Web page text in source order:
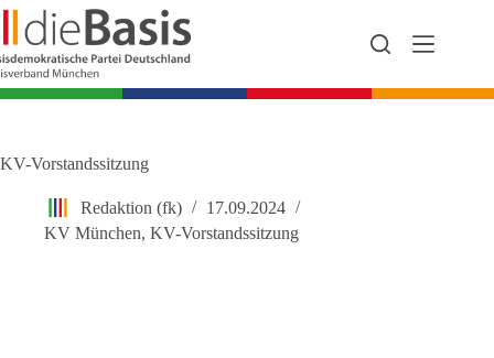
Zum
Inhalt
springen
KV-Vorstandssitzung
Redaktion (fk)
17.09.2024
KV München, KV-Vorstandssitzung